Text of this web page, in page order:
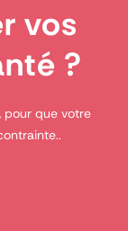
vos
?
pour que votre